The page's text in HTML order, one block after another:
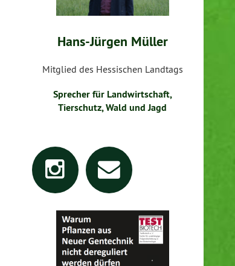
Hans-Jürgen Müller
Mitglied des Hessischen Landtags
Sprecher für Landwirtschaft,
Tierschutz, Wald und Jagd